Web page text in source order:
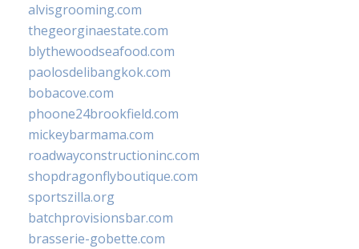
alvisgrooming.com
thegeorginaestate.com
blythewoodseafood.com
paolosdelibangkok.com
bobacove.com
phoone24brookfield.com
mickeybarmama.com
roadwayconstructioninc.com
shopdragonflyboutique.com
sportszilla.org
batchprovisionsbar.com
brasserie-gobette.com